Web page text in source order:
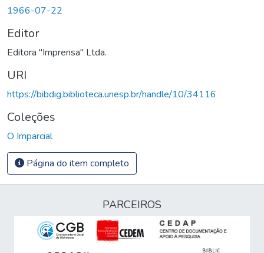
1966-07-22
Editor
Editora "Imprensa" Ltda.
URI
https://bibdig.biblioteca.unesp.br/handle/10/34116
Coleções
O Imparcial
Página do item completo
PARCEIROS